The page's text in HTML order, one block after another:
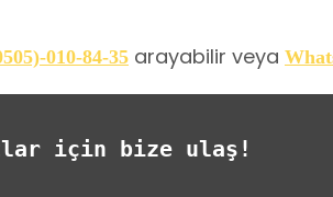
010-84-35 arayabilir veya
için bize ulaş!